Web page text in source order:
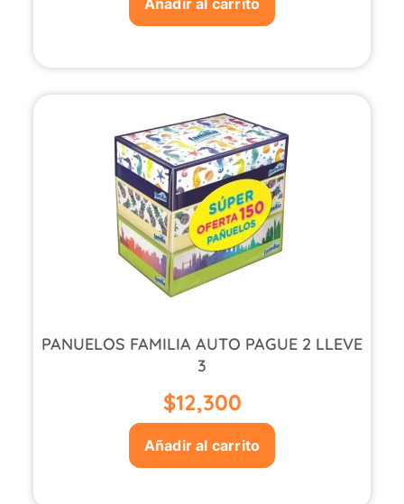
PANUELOS FAMILIA AUTO PAGUE 2 LLEVE
3
$12,300
Añadir al carrito